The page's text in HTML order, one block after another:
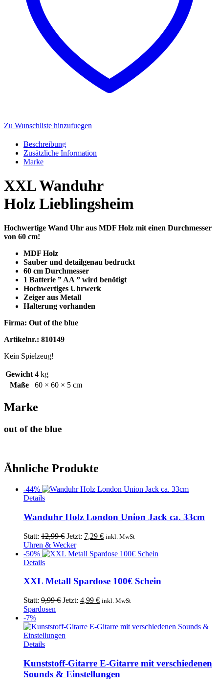
Zu Wunschliste hinzufuegen
Beschreibung
Zusätzliche Information
Marke
XXL Wanduhr
Holz Lieblingsheim
Hochwertige Wand Uhr aus MDF Holz mit einen Durchmesser
von 60 cm!
MDF Holz
Sauber und detailgenau bedruckt
60 cm Durchmesser
1 Batterie ” AA ” wird benötigt
Hochwertiges Uhrwerk
Zeiger aus Metall
Halterung vorhanden
Firma: Out of the blue
Artikelnr.: 810149
Kein Spielzeug!
Gewicht 4 kg
Maße
60 × 60 × 5 cm
Marke
out of the blue
Ähnliche Produkte
-44%
Details
Wanduhr Holz London Union Jack ca. 33cm
Statt: 12,99€ Ursprünglicher
Preis
war:
Jetzt: 7,29 €Aktueller
ist:
inkl. MwSt
Uhren & Wecker
-50%
Details
XXL Metall Spardose 100€ Schein
Statt: 9,99€ Ursprünglicher
9,99 €
Jetzt: 4,99 €Aktueller
4,99 €.
inkl. MwSt
Spardosen
-7%
Details
Kunststoff-Gitarre E-Gitarre mit verschiedenen
Sounds & Einstellungen